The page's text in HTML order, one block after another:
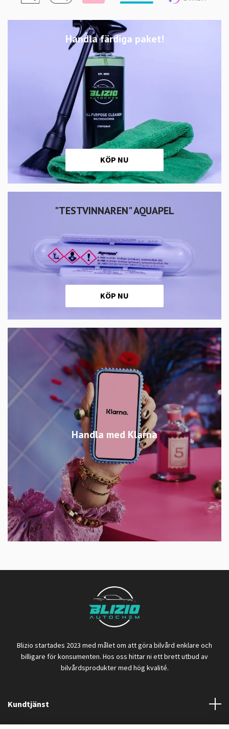
Handla färdiga paket!
KÖP NU
"TESTVINNAREN" AQUAPEL
KÖP NU
Handla med Klarna
Blizio startades 2023 med målet om att göra bilvård enklare och
billigare för konsumenten. Hos oss hittar ni ett brett utbud av
bilvårdsprodukter med hög kvalité.
Kundtjänst